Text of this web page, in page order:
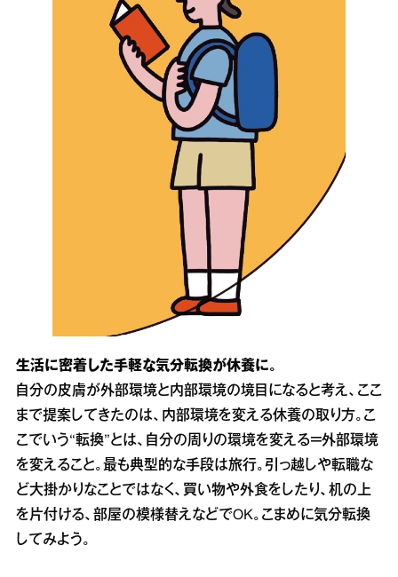
生活に密着した手軽な気分転換が休養に。
自分の皮膚が外部環境と内部環境の境目になると考え、ここ
まで提案してきたのは、内部環境を変える休養の取り方。こ
こでいう“転換”とは、自分の周りの環境を変える＝外部環境
を変えること。最も典型的な手段は旅行。引っ越しや転職な
ど大掛かりなことではなく、買い物や外食をしたり、机の上
を片付ける、部屋の模様替えなどでOK。こまめに気分転換
してみよう。